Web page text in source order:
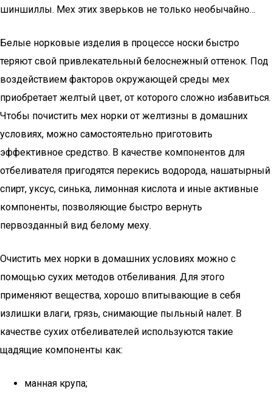
шиншиллы. Мех этих зверьков не только необычайно…
Белые норковые изделия в процессе носки быстро
теряют свой привлекательный белоснежный оттенок. Под
воздействием факторов окружающей среды мех
приобретает желтый цвет, от которого сложно избавиться.
Чтобы почистить мех норки от желтизны в домашних
условиях, можно самостоятельно приготовить
эффективное средство. В качестве компонентов для
отбеливателя пригодятся перекись водорода, нашатырный
спирт, уксус, синька, лимонная кислота и иные активные
компоненты, позволяющие быстро вернуть
первозданный вид белому меху.
Очистить мех норки в домашних условиях можно с
помощью сухих методов отбеливания. Для этого
применяют вещества, хорошо впитывающие в себя
излишки влаги, грязь, снимающие пыльный налет. В
качестве сухих отбеливателей используются такие
щадящие компоненты как:
манная крупа;